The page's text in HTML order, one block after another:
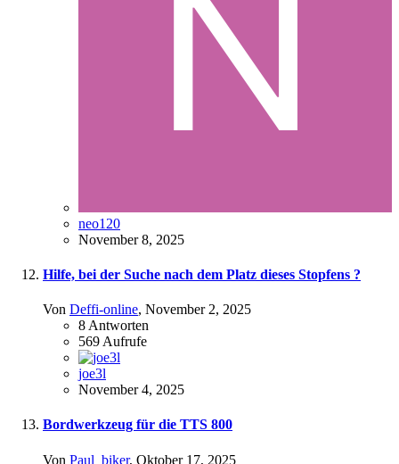
neo120
November 8, 2025
Hilfe, bei der Suche nach dem Platz dieses Stopfens ?
Von Deffi-online, November 2, 2025
8 Antworten
569 Aufrufe
joe3l
November 4, 2025
Bordwerkzeug für die TTS 800
Von Paul_biker, Oktober 17, 2025